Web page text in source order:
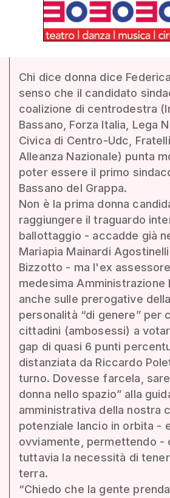
Chi dice donna dice
senso che il candidato
coalizione di centrodestra
Bassano, Forza Italia, Lega
Civica di Centro-Udc,
Alleanza Nazionale) punta
poter essere il primo
Bassano del Grappa.
Non è la prima donna
raggiungere il traguardo
ballottaggio - accadde già
Mariapia Mainardi
Bizzotto - ma l'ex
medesima
anche sulle prerogative
personalità “di genere” per
cittadini (ambosessi) a
gap di quasi 6 punti
distanziata da Riccardo
turno. Dovesse farcela,
donna nello spazio” alla
amministrativa della nostra
potenziale lancio in orbita -
ovviamente, permettendo -
tuttavia la necessità di
terra.
“Chiedo che la gente